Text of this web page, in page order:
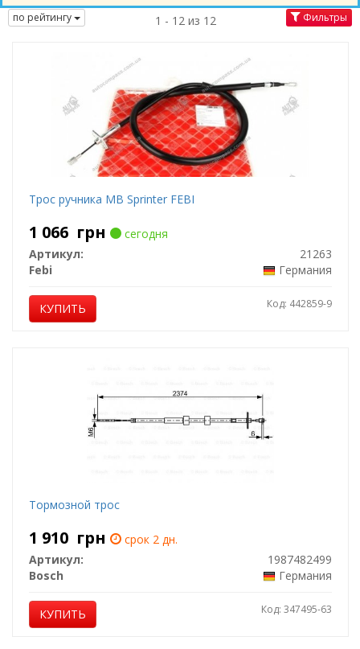
по рейтингу 1 - 12 из 12 Фильтры
Трос ручника MB Sprinter FEBI
1 066 грн
сегодня
Артикул:
21263
Febi
Германия
КУПИТЬ Код: 442859-9
Тормозной трос
1 910 грн
срок 2 дн.
Артикул:
1987482499
Bosch
Германия
КУПИТЬ Код: 347495-63